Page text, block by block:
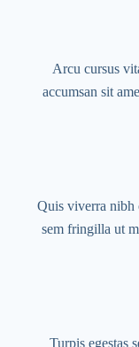
Arcu cursus
accumsan sit
Quis viverra nibh
sem fringilla ut
Turpis egestas